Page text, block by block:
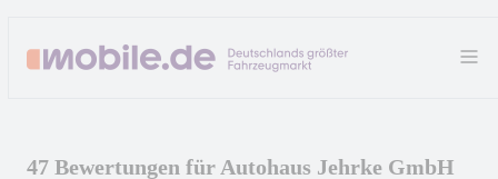
47 Bewertungen für Autohaus Jehrke GmbH